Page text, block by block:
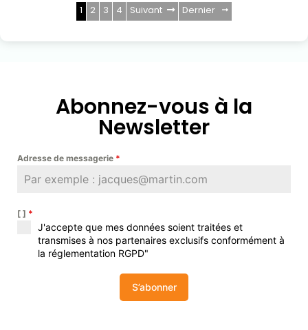
1 2 3 4 Suivant Dernier
Abonnez-vous à la
Newsletter
Adresse de messagerie *
[ ] *
J'accepte que mes données soient traitées et
transmises à nos partenaires exclusifs conformément à
la réglementation RGPD"
S’abonner